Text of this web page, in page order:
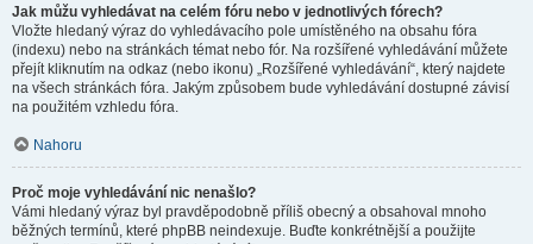
Jak můžu vyhledávat na celém fóru nebo v jednotlivých fórech?
Vložte hledaný výraz do vyhledávacího pole umístěného na obsahu fóra
(indexu) nebo na stránkách témat nebo fór. Na rozšířené vyhledávání můžete
přejít kliknutím na odkaz (nebo ikonu) „Rozšířené vyhledávání“, který najdete
na všech stránkách fóra. Jakým způsobem bude vyhledávání dostupné závisí
na použitém vzhledu fóra.
Nahoru
Proč moje vyhledávání nic nenašlo?
Vámi hledaný výraz byl pravděpodobně příliš obecný a obsahoval mnoho
běžných termínů, které phpBB neindexuje. Buďte konkrétnější a použijte